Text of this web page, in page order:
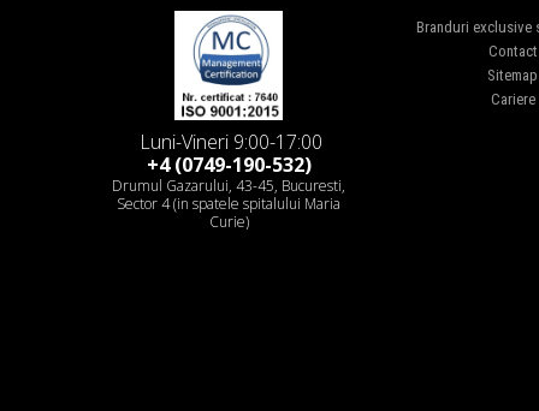
Luni-Vineri 9:00-17:00
+4 (0749-190-532)
Drumul Gazarului, 43-45, Bucuresti,
Sector 4 (in spatele spitalului Maria
Curie)
Branduri exclusive
Contact
Sitemap
Cariere